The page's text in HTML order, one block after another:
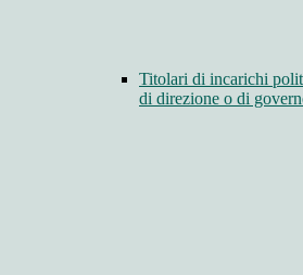
Titolari di incarichi
di direzione o di